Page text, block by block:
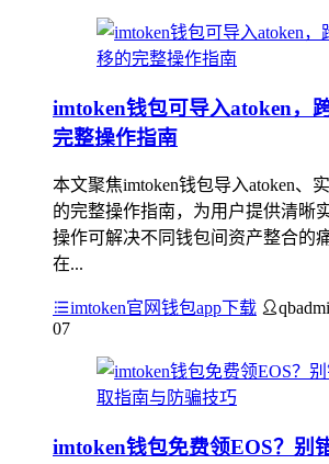
imtoken钱包可导入atoken，
完整操作指南
本文聚焦imtoken钱包导入atoken、
的完整操作指南，为用户提供清晰
操作可解决不同钱包间资产整合的
在...
imtoken官网钱包app下载
07
imtoken钱包免费领EOS？别